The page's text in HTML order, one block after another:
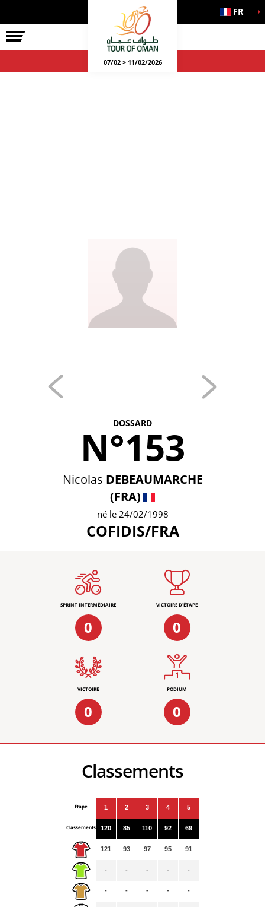
FR
07/02 > 11/02/2026
DOSSARD
N°153
Nicolas DEBEAUMARCHE
(FRA)
né le 24/02/1998
COFIDIS/FRA
SPRINT INTERMÉDIAIRE
0
VICTOIRE D'ÉTAPE
0
VICTOIRE
0
PODIUM
0
Classements
Étape
Classements
1
120
121
-
-
2
85
93
-
-
3
110
97
-
-
4
92
95
-
-
5
69
91
-
-